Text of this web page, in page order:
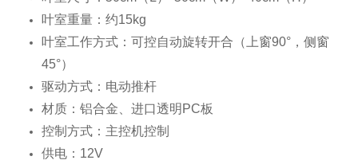
叶室重量：约15kg
叶室工作方式：可控自动旋转开合（上窗90°，侧窗
45°）
驱动方式：电动推杆
材质：铝合金、进口透明PC板
控制方式：主控机控制
供电：12V